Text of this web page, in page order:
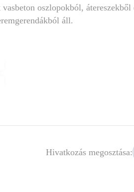
oszlopokból, átereszekből
áll.
Hivatkozás megosztása: